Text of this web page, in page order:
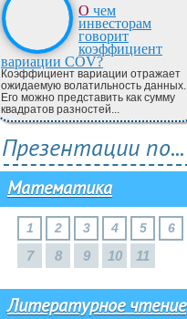
О чем
инвесторам
говорит
коэффициент
вариации COV?
Коэффициент вариации отражает
ожидаемую волатильность данных.
Его можно представить как сумму
квадратов разностей...
Презентации по...
Математика
1 2 3 4 5 6
7 8 9 10 11
Литературное чтение